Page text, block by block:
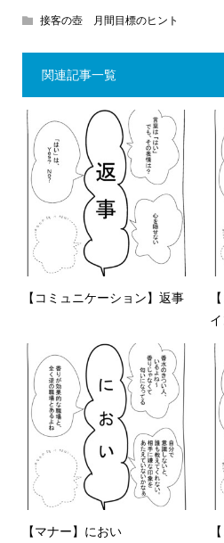
接客の壺 月間目標のヒント
関連記事一覧
【コミュニケーション】返事
【マナー】におい